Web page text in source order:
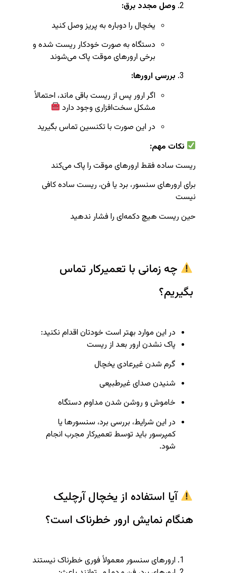
وصل مجدد برق:
یخچال را دوباره به پریز وصل کنید
دستگاه به صورت خودکار ریست شده و
برخی ارورهای موقت پاک می‌شوند
بررسی ارورها:
اگر ارور پس از ریست باقی ماند، احتمالاً
مشکل سخت‌افزاری وجود دارد
در این صورت با تکنسین تماس بگیرید
نکات مهم:
ریست ساده فقط ارورهای موقت را پاک می‌کند
برای ارورهای سنسور، برد یا فن، ریست ساده کافی
نیست
حین ریست هیچ دکمه‌ای را فشار ندهید
چه زمانی با تعمیرکار تماس
بگیریم؟
در این موارد بهتر است خودتان اقدام نکنید:
پاک نشدن ارور بعد از ریست
گرم شدن غیرعادی یخچال
شنیدن صدای غیرطبیعی
خاموش و روشن شدن مداوم دستگاه
در این شرایط، بررسی برد، سنسورها یا
کمپرسور باید توسط تعمیرکار مجرب انجام
شود.
آیا استفاده از یخچال آرچلیک
هنگام نمایش ارور خطرناک است؟
ارورهای سنسور معمولاً فوری خطرناک نیستند